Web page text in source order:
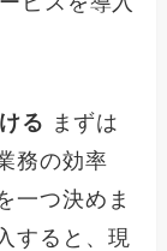
る まずは
務の効率
一つ決めま
すると、現